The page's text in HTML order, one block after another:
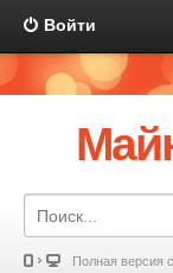
Войти
Полная версия